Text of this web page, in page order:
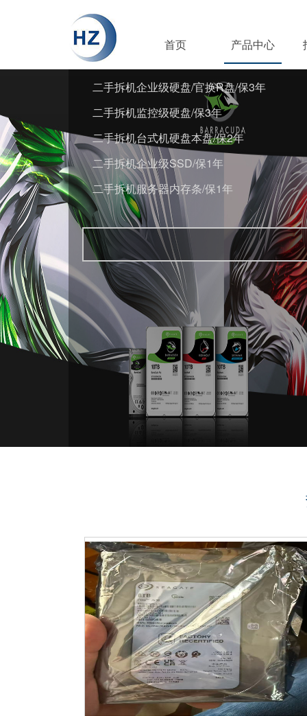
首页 产品中心
二手拆机企业级硬盘/官换R盘/保3年
二手拆机监控级硬盘/保3年
二手拆机台式机硬盘本盘/保2年
二手拆机企业级SSD/保1年
二手拆机服务器内存条/保1年